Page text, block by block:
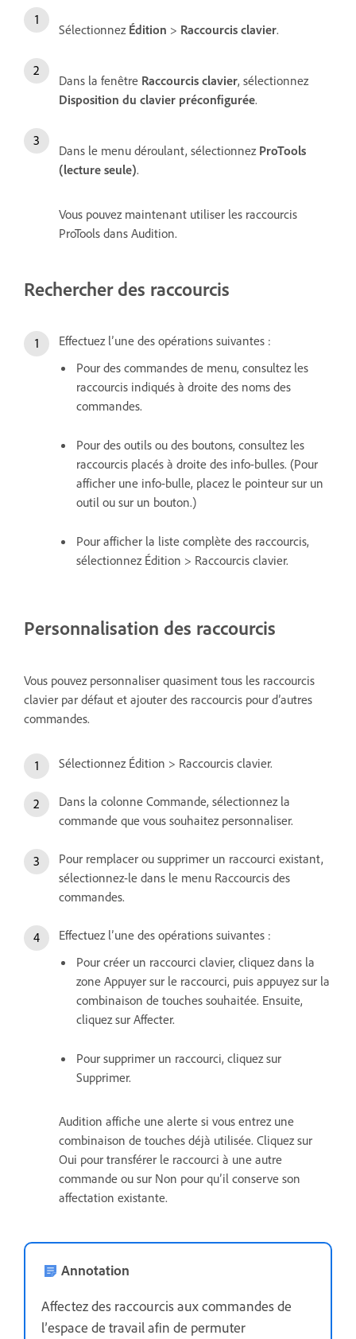
Sélectionnez Édition > Raccourcis clavier.
Dans la fenêtre Raccourcis clavier, sélectionnez
Disposition du clavier préconfigurée.
Dans le menu déroulant, sélectionnez ProTools
(lecture seule).
Vous pouvez maintenant utiliser les raccourcis
ProTools dans Audition.
Rechercher des raccourcis
Effectuez l’une des opérations suivantes :
Pour des commandes de menu, consultez les
raccourcis indiqués à droite des noms des
commandes.
Pour des outils ou des boutons, consultez les
raccourcis placés à droite des info-bulles. (Pour
afficher une info-bulle, placez le pointeur sur un
outil ou sur un bouton.)
Pour afficher la liste complète des raccourcis,
sélectionnez Édition > Raccourcis clavier.
Personnalisation des raccourcis
Vous pouvez personnaliser quasiment tous les raccourcis
clavier par défaut et ajouter des raccourcis pour d’autres
commandes.
Sélectionnez Édition > Raccourcis clavier.
Dans la colonne Commande, sélectionnez la
commande que vous souhaitez personnaliser.
Pour remplacer ou supprimer un raccourci existant,
sélectionnez-le dans le menu Raccourcis des
commandes.
Effectuez l’une des opérations suivantes :
Pour créer un raccourci clavier, cliquez dans la
zone Appuyer sur le raccourci, puis appuyez sur la
combinaison de touches souhaitée. Ensuite,
cliquez sur Affecter.
Pour supprimer un raccourci, cliquez sur
Supprimer.
Audition affiche une alerte si vous entrez une
combinaison de touches déjà utilisée. Cliquez sur
Oui pour transférer le raccourci à une autre
commande ou sur Non pour qu’il conserve son
affectation existante.
Annotation
Affectez des raccourcis aux commandes de
l’espace de travail afin de permuter